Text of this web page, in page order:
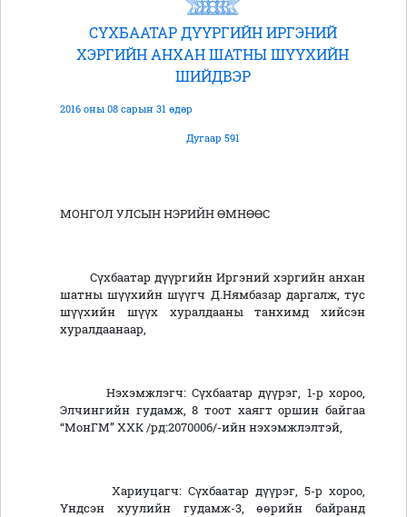
СҮХБААТАР ДҮҮРГИЙН ИРГЭНИЙ
ХЭРГИЙН АНХАН ШАТНЫ ШҮҮХИЙН
ШИЙДВЭР
2016 оны 08 сарын 31 өдөр
Дугаар 591
МОНГОЛ УЛСЫН НЭРИЙН ӨМНӨӨС
Сүхбаатар дүүргийн Иргэний хэргийн анхан
шатны шүүхийн шүүгч Д.Нямбазар даргалж, тус
шүүхийн шүүх хуралдааны танхимд хийсэн
хуралдаанаар,
Нэхэмжлэгч: Сүхбаатар дүүрэг, 1-р хороо,
Элчингийн гудамж, 8 тоот хаягт оршин байгаа
“МонГМ” ХХК /рд:2070006/-ийн нэхэмжлэлтэй,
Хариуцагч: Сүхбаатар дүүрэг, 5-р хороо,
Үндсэн хуулийн гудамж-3, өөрийн байранд